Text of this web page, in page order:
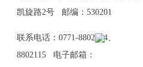
凯旋路2号 邮编：530201
联系电话：0771-8802114、
8802115 电子邮箱：